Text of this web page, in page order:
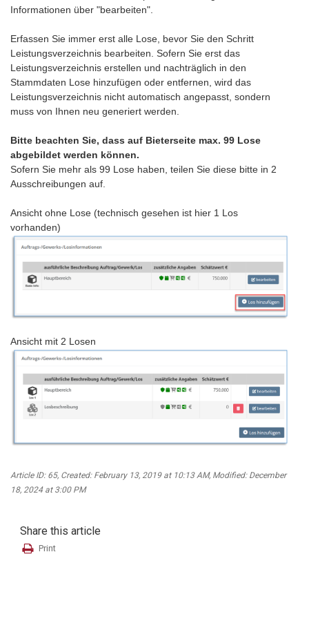
Informationen über "bearbeiten".
Erfassen Sie immer erst alle Lose, bevor Sie den Schritt
Leistungsverzeichnis bearbeiten. Sofern Sie erst das
Leistungsverzeichnis erstellen und nachträglich in den
Stammdaten Lose hinzufügen oder entfernen, wird das
Leistungsverzeichnis nicht automatisch angepasst, sondern
muss von Ihnen neu generiert werden.
Bitte beachten Sie, dass auf Bieterseite max. 99 Lose
abgebildet werden können.
Sofern Sie mehr als 99 Lose haben, teilen Sie diese bitte in 2
Ausschreibungen auf.
Ansicht ohne Lose (technisch gesehen ist hier 1 Los
vorhanden)
Ansicht mit 2 Losen
Article ID: 65, Created: February 13, 2019 at 10:13 AM, Modified: December
18, 2024 at 3:00 PM
Share this article
Print